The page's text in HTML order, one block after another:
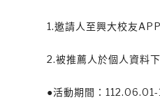
1.邀請人至興大校友
2.被推薦人於個人資料
●活動期間：